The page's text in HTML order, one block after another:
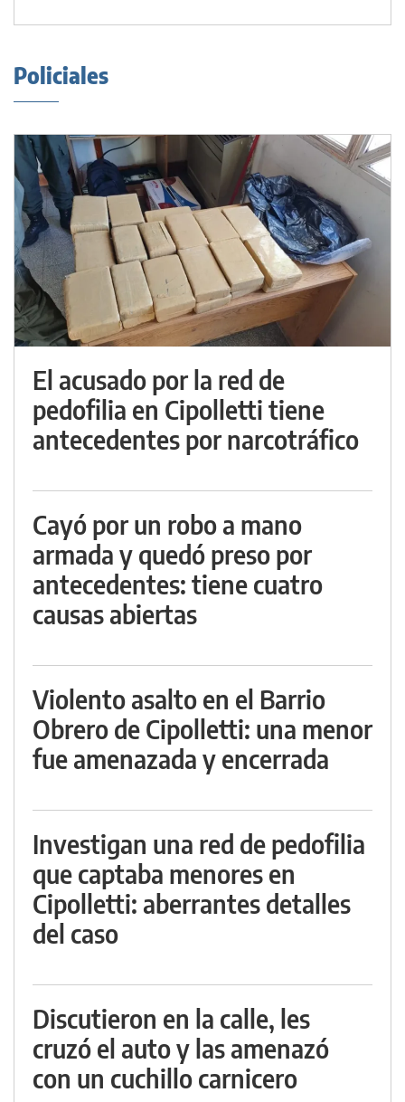
Policiales
El acusado por la red de
pedofilia en Cipolletti tiene
antecedentes por narcotráfico
Cayó por un robo a mano
armada y quedó preso por
antecedentes: tiene cuatro
causas abiertas
Violento asalto en el Barrio
Obrero de Cipolletti: una menor
fue amenazada y encerrada
Investigan una red de pedofilia
que captaba menores en
Cipolletti: aberrantes detalles
del caso
Discutieron en la calle, les
cruzó el auto y las amenazó
con un cuchillo carnicero